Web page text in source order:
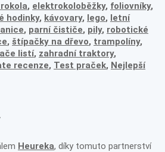
, elektrokoloběžky, foliovníky,
hodinky, kávovary, lego, letní
, parní čističe, pily, robotické
, štípačky na dřevo, trampolíny,
listí, zahradní traktory,
recenze, Test praček, Nejlepší
Heureka, díky tomuto partnerství